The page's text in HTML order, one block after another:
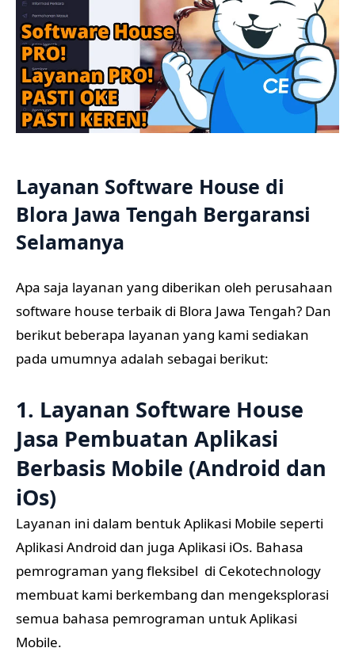
Layanan Software House di
Blora Jawa Tengah Bergaransi
Selamanya
Apa saja layanan yang diberikan oleh perusahaan
software house terbaik di Blora Jawa Tengah? Dan
berikut beberapa layanan yang kami sediakan
pada umumnya adalah sebagai berikut:
1. Layanan Software House
Jasa Pembuatan Aplikasi
Berbasis Mobile (Android dan
iOs)
Layanan ini dalam bentuk Aplikasi Mobile seperti
Aplikasi Android dan juga Aplikasi iOs. Bahasa
pemrograman yang fleksibel di Cekotechnology
membuat kami berkembang dan mengeksplorasi
semua bahasa pemrograman untuk Aplikasi
Mobile.